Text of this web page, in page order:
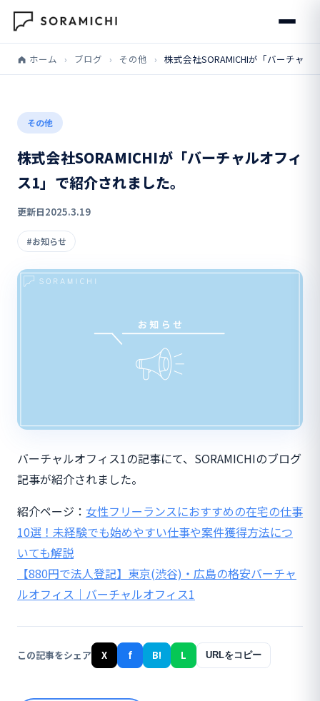
ホーム › ブログ › その他 › 株式会社SORAMICHIが「バーチャ
その他
株式会社SORAMICHIが「バーチャルオフィ
ス1」で紹介されました。
更新日2025.3.19
#お知らせ
バーチャルオフィス1の記事にて、SORAMICHIのブログ
記事が紹介されました。
紹介ページ： 女性フリーランスにおすすめの在宅の仕事
10選！未経験でも始めやすい仕事や案件獲得方法につ
いても解説
【880円で法人登記】東京(渋谷)・広島の格安バーチャ
ルオフィス｜バーチャルオフィス1
この記事をシェア X f B! L URLをコピー